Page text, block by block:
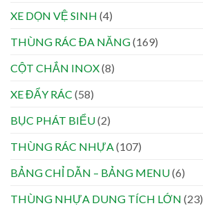
XE DỌN VỆ SINH (4)
THÙNG RÁC ĐA NĂNG(169)
CỘT CHẮN INOX(8)
XE ĐẨY RÁC (58)
BỤC PHÁT BIỂU(2)
THÙNG RÁC NHỰA(107)
BẢNG CHỈ DẪN – BẢNG MENU(6)
THÙNG NHỰA DUNG TÍCH LỚN (23)